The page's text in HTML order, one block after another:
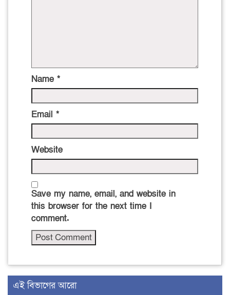
Name *
Email *
Website
Save my name, email, and website in
this browser for the next time I
comment.
এই বিভাগের আরো